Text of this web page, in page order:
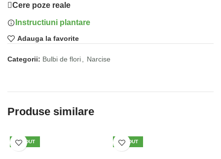
Cere poze reale
Instructiuni plantare
Adauga la favorite
Categorii: Bulbi de flori Narcise
Produse similare
VÂNDUT VÂNDUT